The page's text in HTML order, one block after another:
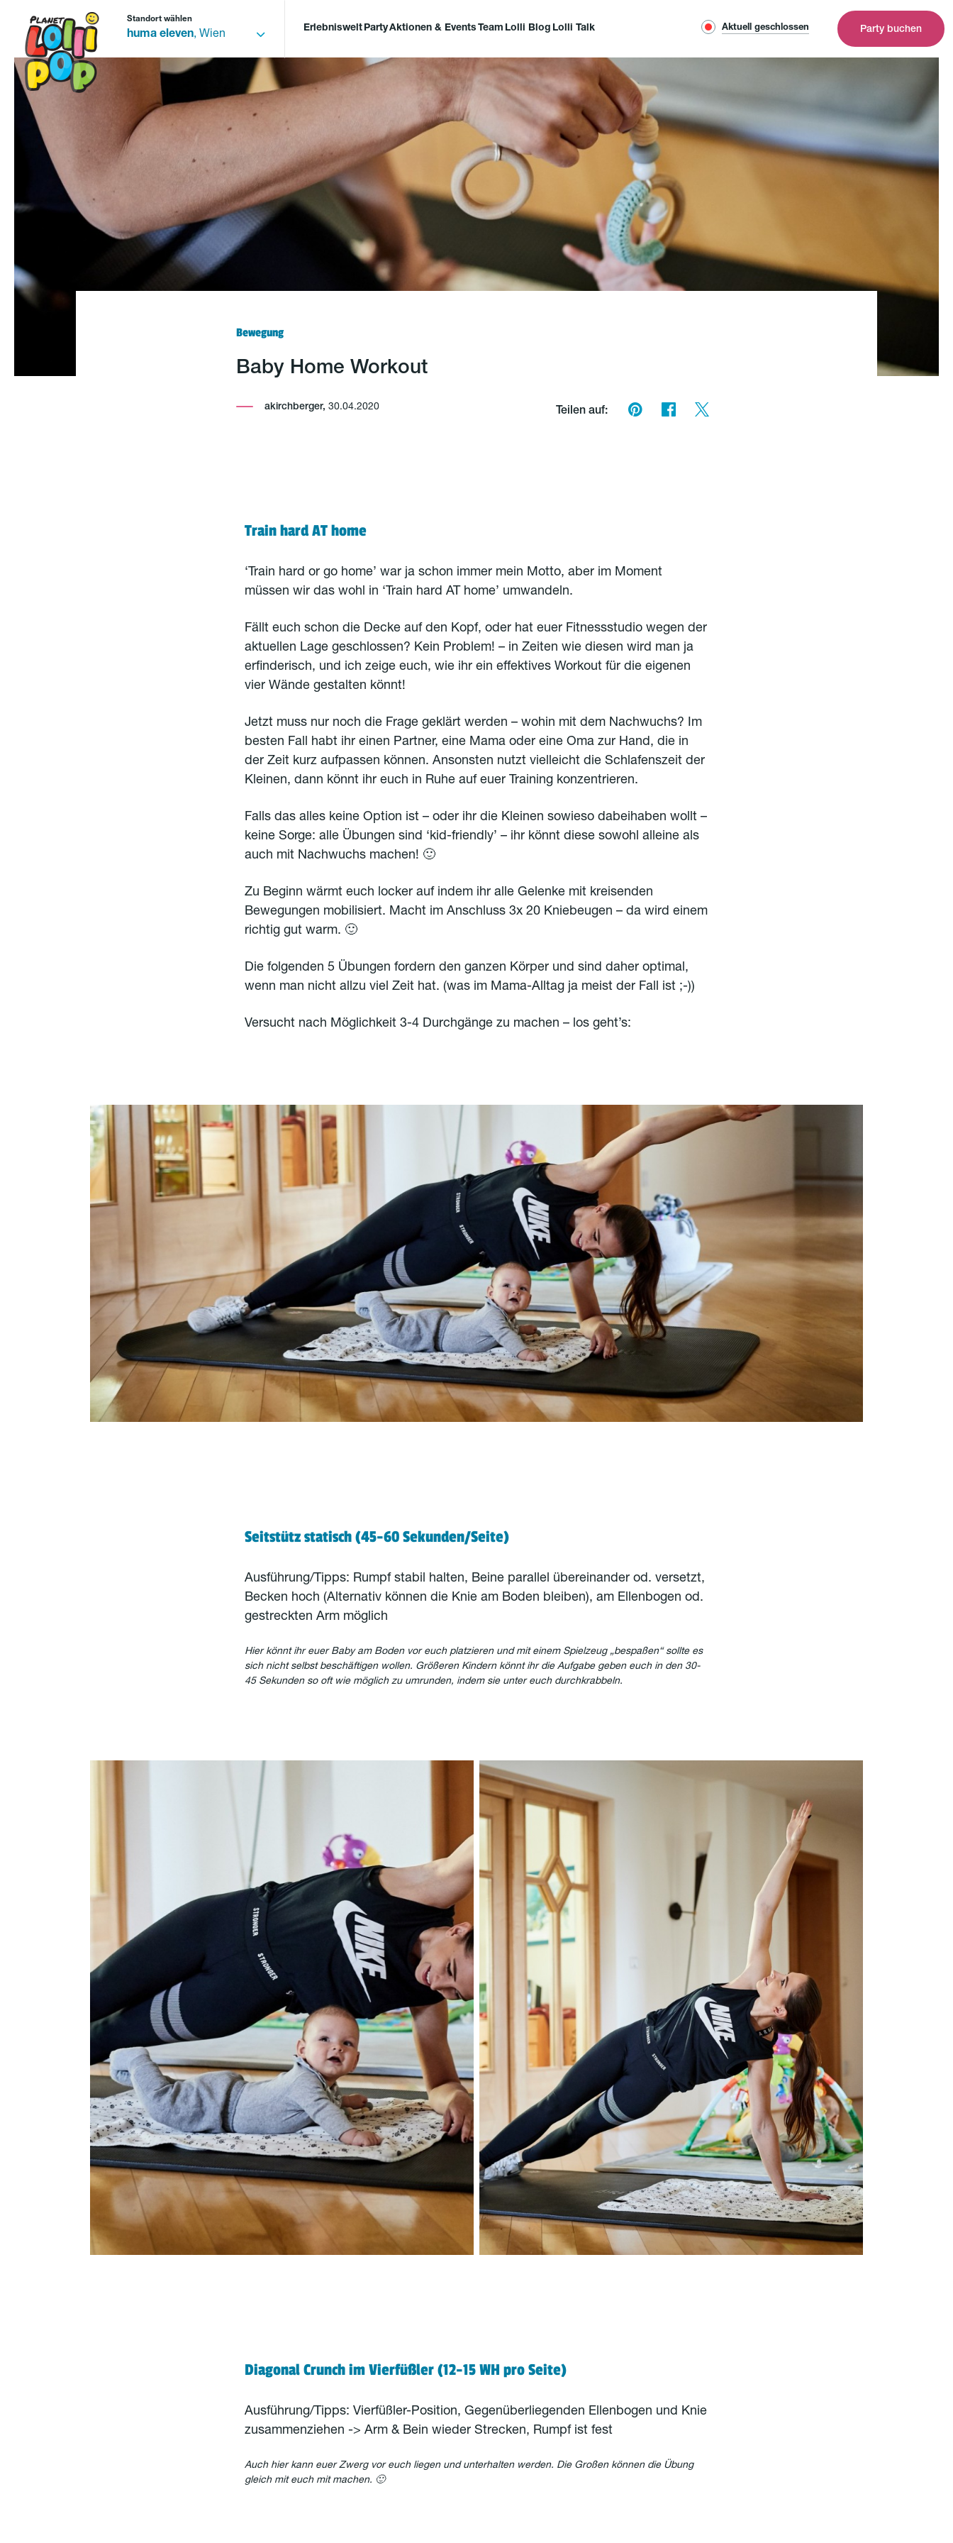
Standort wählen
huma eleven, Wien
Erlebniswelt PartyAktionen & Events Team Lolli Blog Lolli Talk Aktuell geschlossen Party buchen
Bewegung
Baby Home Workout
akirchberger, 30.04.2020 Teilen auf:
Train hard AT home
‘Train hard or go home’ war ja schon immer mein Motto, aber im Moment
müssen wir das wohl in ‘Train hard AT home’ umwandeln.
Fällt euch schon die Decke auf den Kopf, oder hat euer Fitnessstudio wegen der
aktuellen Lage geschlossen? Kein Problem! – in Zeiten wie diesen wird man ja
erfinderisch, und ich zeige euch, wie ihr ein effektives Workout für die eigenen
vier Wände gestalten könnt!
Jetzt muss nur noch die Frage geklärt werden – wohin mit dem Nachwuchs? Im
besten Fall habt ihr einen Partner, eine Mama oder eine Oma zur Hand, die in
der Zeit kurz aufpassen können. Ansonsten nutzt vielleicht die Schlafenszeit der
Kleinen, dann könnt ihr euch in Ruhe auf euer Training konzentrieren.
Falls das alles keine Option ist – oder ihr die Kleinen sowieso dabeihaben wollt –
keine Sorge: alle Übungen sind ‘kid-friendly’ – ihr könnt diese sowohl alleine als
auch mit Nachwuchs machen! 🙂
Zu Beginn wärmt euch locker auf indem ihr alle Gelenke mit kreisenden
Bewegungen mobilisiert. Macht im Anschluss 3x 20 Kniebeugen – da wird einem
richtig gut warm. 🙂
Die folgenden 5 Übungen fordern den ganzen Körper und sind daher optimal,
wenn man nicht allzu viel Zeit hat. (was im Mama-Alltag ja meist der Fall ist ;-))
Versucht nach Möglichkeit 3-4 Durchgänge zu machen – los geht’s:
Seitstütz statisch (45-60 Sekunden/Seite)
Ausführung/Tipps: Rumpf stabil halten, Beine parallel übereinander od. versetzt,
Becken hoch (Alternativ können die Knie am Boden bleiben), am Ellenbogen od.
gestreckten Arm möglich
Hier könnt ihr euer Baby am Boden vor euch platzieren und mit einem Spielzeug „bespaßen“ sollte es
sich nicht selbst beschäftigen wollen. Größeren Kindern könnt ihr die Aufgabe geben euch in den 30-
45 Sekunden so oft wie möglich zu umrunden, indem sie unter euch durchkrabbeln.
Diagonal Crunch im Vierfüßler (12-15 WH pro Seite)
Ausführung/Tipps: Vierfüßler-Position, Gegenüberliegenden Ellenbogen und Knie
zusammenziehen -> Arm & Bein wieder Strecken, Rumpf ist fest
Auch hier kann euer Zwerg vor euch liegen und unterhalten werden. Die Großen können die Übung
gleich mit euch mit machen. 🙂